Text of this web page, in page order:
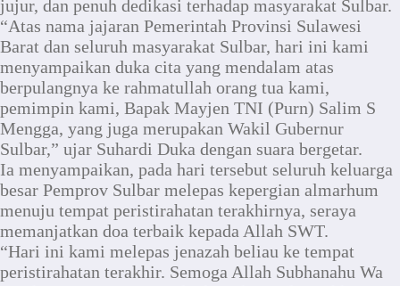
jujur, dan penuh dedikasi terhadap masyarakat Sulbar.
“Atas nama jajaran Pemerintah Provinsi Sulawesi
Barat dan seluruh masyarakat Sulbar, hari ini kami
menyampaikan duka cita yang mendalam atas
berpulangnya ke rahmatullah orang tua kami,
pemimpin kami, Bapak Mayjen TNI (Purn) Salim S
Mengga, yang juga merupakan Wakil Gubernur
Sulbar,” ujar Suhardi Duka dengan suara bergetar.
Ia menyampaikan, pada hari tersebut seluruh keluarga
besar Pemprov Sulbar melepas kepergian almarhum
menuju tempat peristirahatan terakhirnya, seraya
memanjatkan doa terbaik kepada Allah SWT.
“Hari ini kami melepas jenazah beliau ke tempat
peristirahatan terakhir. Semoga Allah Subhanahu Wa